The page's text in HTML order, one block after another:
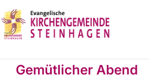
Gemütlicher Abend